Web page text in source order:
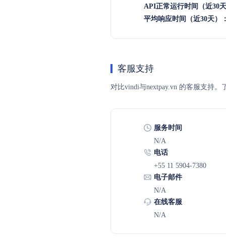
API正常运行时间（近30
平均响应时间（近30天）
客服支持
对比vindi与nextpay.vn 的客服支持
服务时间
N/A
电话
+55 11 5904-7380
电子邮件
N/A
在线客服
N/A